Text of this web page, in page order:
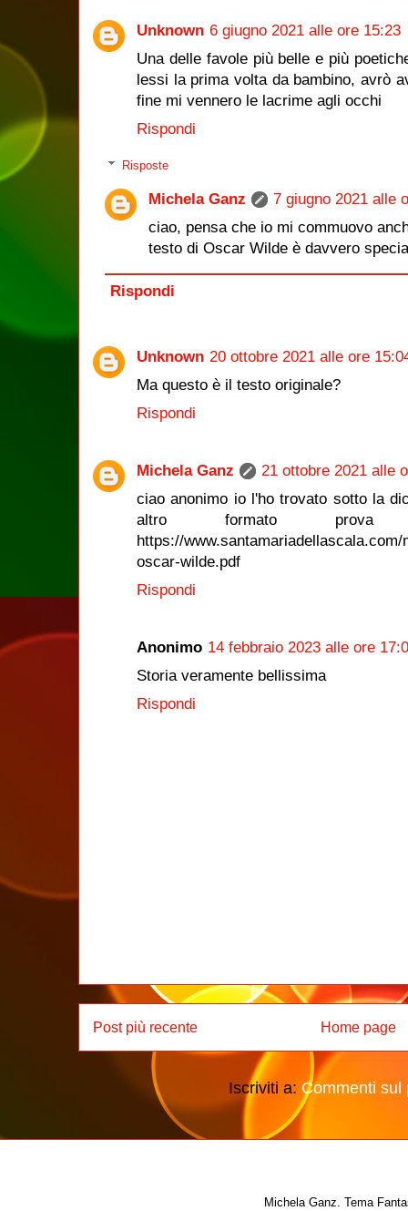
Unknown 6 giugno 2021 alle ore 15:23
Una delle favole più belle e più
lessi la prima volta da bambino, avrò
fine mi vennero le lacrime agli occhi
Rispondi
Risposte
Michela Ganz
7 giugno 2021 alle
ciao, pensa che io mi commuovo
testo di Oscar Wilde è davvero
Rispondi
Unknown 20 ottobre 2021 alle ore
Ma questo è il testo originale?
Rispondi
Michela Ganz
21 ottobre 2021 alle
ciao anonimo io l'ho trovato sotto la
altro formato
https://
oscar-wilde.pdf
Rispondi
Anonimo 14 febbraio 2023 alle ore
Storia veramente bellissima
Rispondi
Post più recente Home page
Iscriviti a: Commenti sul
Michela Ganz. Tema